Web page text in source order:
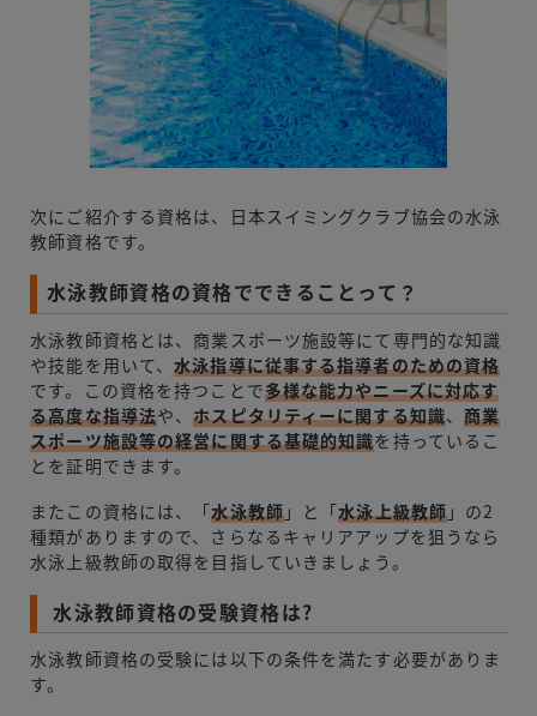
次にご紹介する資格は、日本スイミングクラブ協会の水泳
教師資格です。
水泳教師資格の資格でできることって？
水泳教師資格とは、商業スポーツ施設等にて専門的な知識
や技能を用いて、水泳指導に従事する指導者のための資格
です。この資格を持つことで多様な能力やニーズに対応す
る高度な指導法や、ホスピタリティーに関する知識、商業
スポーツ施設等の経営に関する基礎的知識を持っているこ
とを証明できます。
またこの資格には、「水泳教師」と「水泳上級教師 」の2
種類がありますので、さらなるキャリアアップを狙うなら
水泳上級教師の取得を目指していきましょう。
水泳教師資格の受験資格は?
水泳教師資格の受験には以下の条件を満たす必要がありま
す。